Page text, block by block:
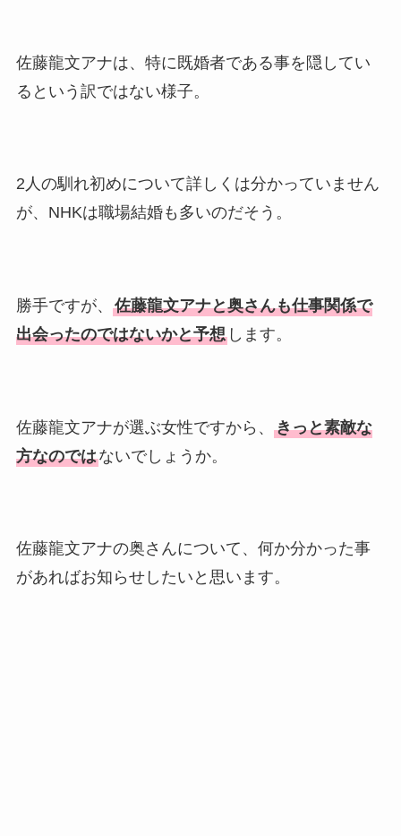
佐藤龍文アナは、特に既婚者である事を隠してい
るという訳ではない様子。
2人の馴れ初めについて詳しくは分かっていません
が、NHKは職場結婚も多いのだそう。
勝手ですが、 佐藤龍文アナと奥さんも仕事関係で
出会ったのではないかと予想します。
佐藤龍文アナが選ぶ女性ですから、 きっと素敵な
方なのではないでしょうか。
佐藤龍文アナの奥さんについて、何か分かった事
があればお知らせしたいと思います。